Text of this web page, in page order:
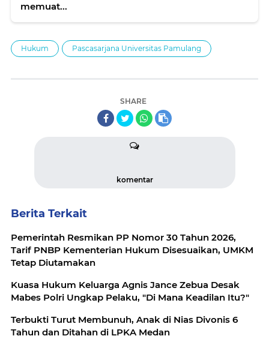
memuat...
Hukum Pascasarjana Universitas Pamulang
SHARE
komentar
Berita Terkait
Pemerintah Resmikan PP Nomor 30 Tahun 2026,
Tarif PNBP Kementerian Hukum Disesuaikan, UMKM
Tetap Diutamakan
Kuasa Hukum Keluarga Agnis Jance Zebua Desak
Mabes Polri Ungkap Pelaku, "Di Mana Keadilan Itu?"
Terbukti Turut Membunuh, Anak di Nias Divonis 6
Tahun dan Ditahan di LPKA Medan